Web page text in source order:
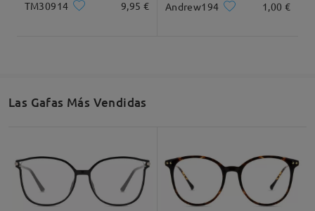
TM30914 9,95 € Andrew194 1,00 €
Las Gafas Más Vendidas